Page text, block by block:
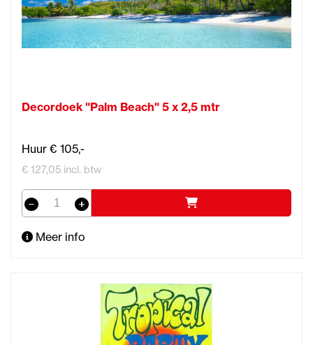
Decordoek "Palm Beach" 5 x 2,5 mtr
Huur € 105,-
€ 127,05 incl. btw
Meer info